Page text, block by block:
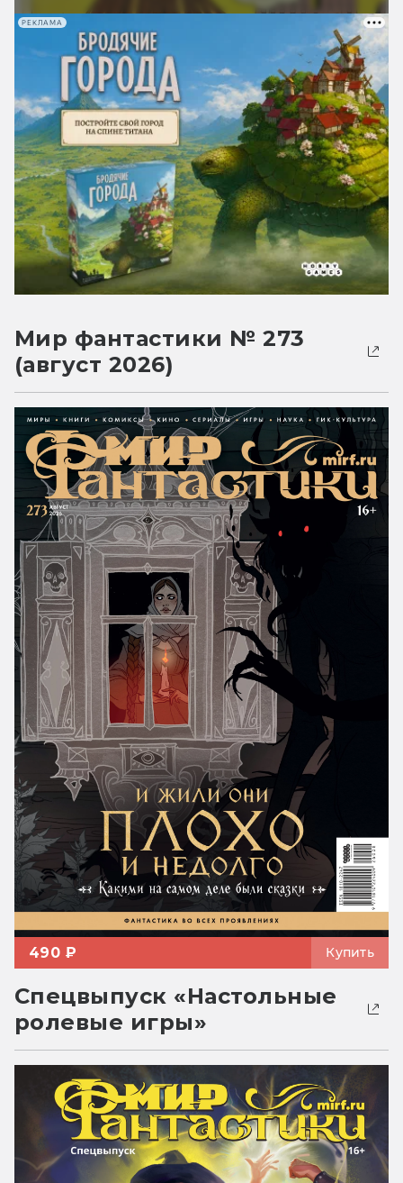
РЕКЛАМА
Мир фантастики № 273
(август 2026)
490 ₽ Купить
Спецвыпуск «Настольные
ролевые игры»